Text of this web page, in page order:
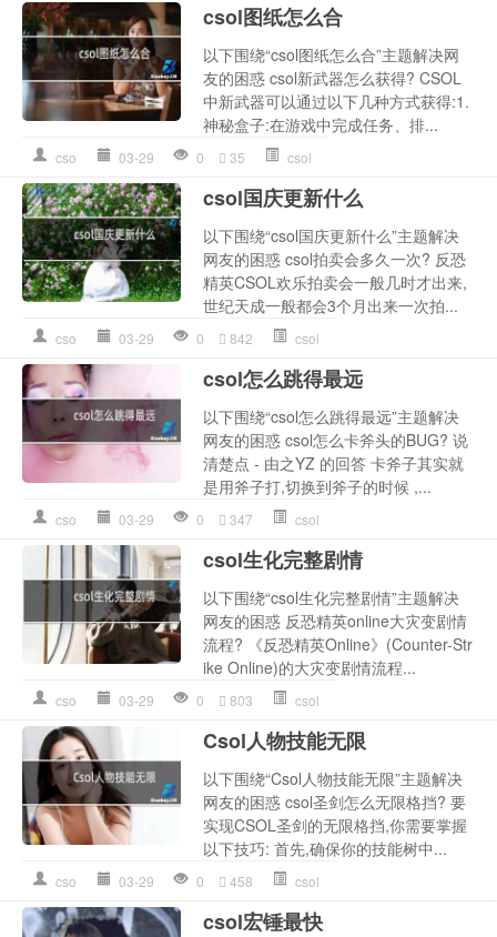
csol图纸怎么合
以下围绕“csol图纸怎么合”主题解决网
友的困惑 csol新武器怎么获得? CSOL
中新武器可以通过以下几种方式获得:1.
神秘盒子:在游戏中完成任务、排...
cso 03-29 0 35 csol
csol国庆更新什么
以下围绕“csol国庆更新什么”主题解决
网友的困惑 csol拍卖会多久一次? 反恐
精英CSOL欢乐拍卖会一般几时才出来,
世纪天成一般都会3个月出来一次拍...
cso 03-29 0 842 csol
csol怎么跳得最远
以下围绕“csol怎么跳得最远”主题解决
网友的困惑 csol怎么卡斧头的BUG? 说
清楚点 - 由之YZ 的回答 卡斧子其实就
是用斧子打,切换到斧子的时候 ,...
cso 03-29 0 347 csol
csol生化完整剧情
以下围绕“csol生化完整剧情”主题解决
网友的困惑 反恐精英online大灾变剧情
流程? 《反恐精英Online》(Counter-Str
ike Online)的大灾变剧情流程...
cso 03-29 0 803 csol
Csol人物技能无限
以下围绕“Csol人物技能无限”主题解决
网友的困惑 csol圣剑怎么无限格挡? 要
实现CSOL圣剑的无限格挡,你需要掌握
以下技巧: 首先,确保你的技能树中...
cso 03-29 0 458 csol
csol宏锤最快